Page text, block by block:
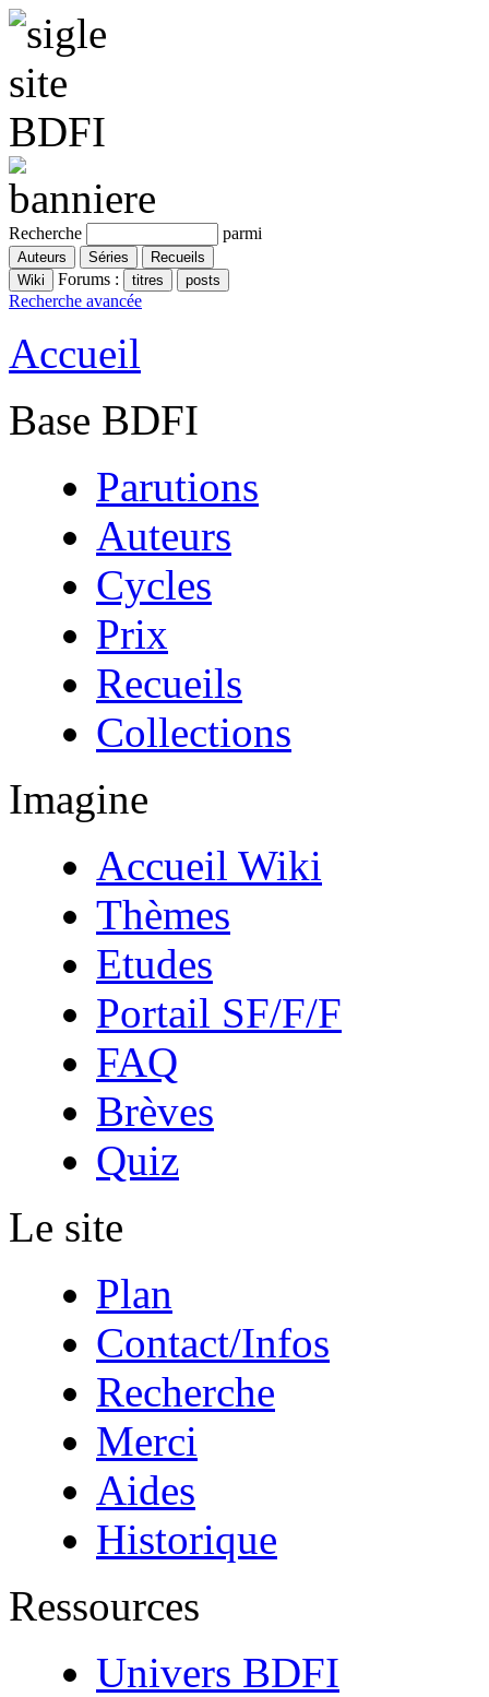
Recherche parmi
Forums :
Recherche avancée
Accueil
Base BDFI
Parutions
Auteurs
Cycles
Prix
Recueils
Collections
Imagine
Accueil Wiki
Thèmes
Etudes
Portail SF/F/F
FAQ
Brèves
Quiz
Le site
Plan
Contact/Infos
Recherche
Merci
Aides
Historique
Ressources
Univers BDFI